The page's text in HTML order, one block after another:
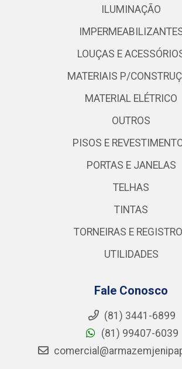
ILUMINAÇÃO
LOUÇAS E
MATERIAIS P/
MATERIAL ELÉTRICO
OUTROS
PISOS E
PORTAS E JANELAS
TELHAS
TINTAS
TORNEIRAS E
UTILIDADES
Fale Conosco
(81) 3441-6899
(81) 99407-6039